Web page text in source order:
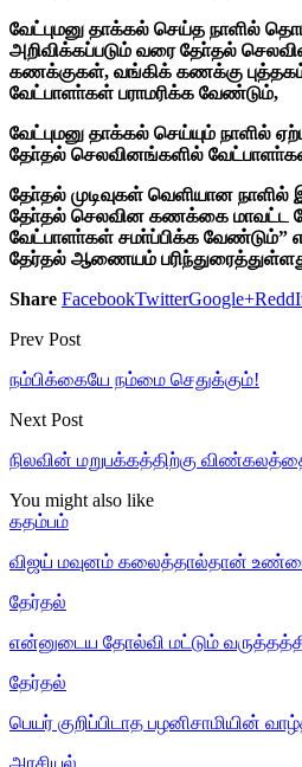
வேட்புமனு தாக்கல் செய்த நாளில்
அறிவிக்கப்படும் வரை தோ்தல்
கணக்குகள், வங்கிக் கணக்கு
வேட்பாளா்கள் பராமரிக்க வேண்டும்,
வேட்புமனு தாக்கல் செய்யும் நாளில்
தோ்தல் செலவினங்களில்
தோ்தல் முடிவுகள் வெளியான நாளில்
தோ்தல் செலவின கணக்கை மாவட்ட
வேட்பாளா்கள் சமா்ப்பிக்க
தேர்தல் ஆணையம்
Share FacebookTwitterGoogle+
Prev Post
நம்பிக்கையே நம்மை செதுக்கும்!
Next Post
நிலவின் மறுபக்கத்திற்கு
You might also like
கதம்பம்
விஜய் மவுனம் கலைத்தால்தான்
தேர்தல்
என்னுடைய தோல்வி மட்டும்
தேர்தல்
பெயர் குறிப்பிடாத பழனிசாமியின்
அரசியல்